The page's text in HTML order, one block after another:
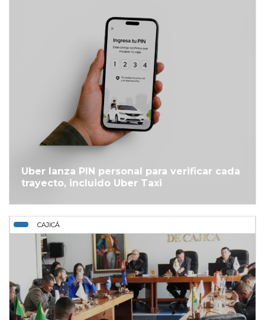
Uber lanza PIN personal para verificar cada
trayecto, incluido Uber Taxi
CAJICÁ